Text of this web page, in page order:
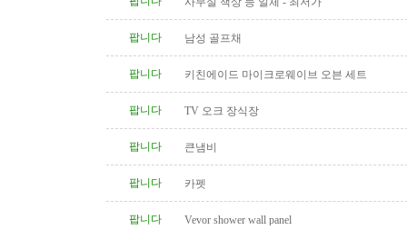
팝니다 남성 골프채
팝니다 키친에이드 마이크로웨이브 오븐 세트
팝니다 TV 오크 장식장
팝니다 큰냄비
팝니다 카펫
팝니다 Vevor shower wall panel